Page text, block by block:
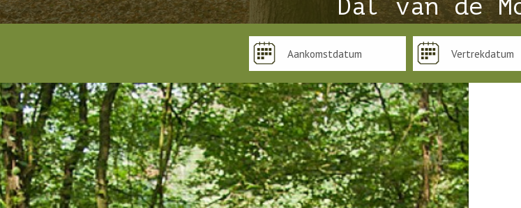
Dal van de